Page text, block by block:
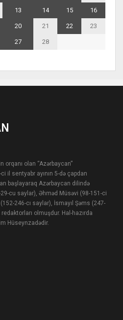
13 14 15 16
20 21 22 23
27
28
orqanı olan “Azərbaycan”
il sentyabr ayının 5-də çapdan
başlayaraq Azərbaycan dilində
29-cu saylar), Əhməd Müsəvi (98-151-ci
246-cı saylar), İsmayıl Şəms (247-
olmuşdur. Hal-hazırda
Hüseynzadədir.